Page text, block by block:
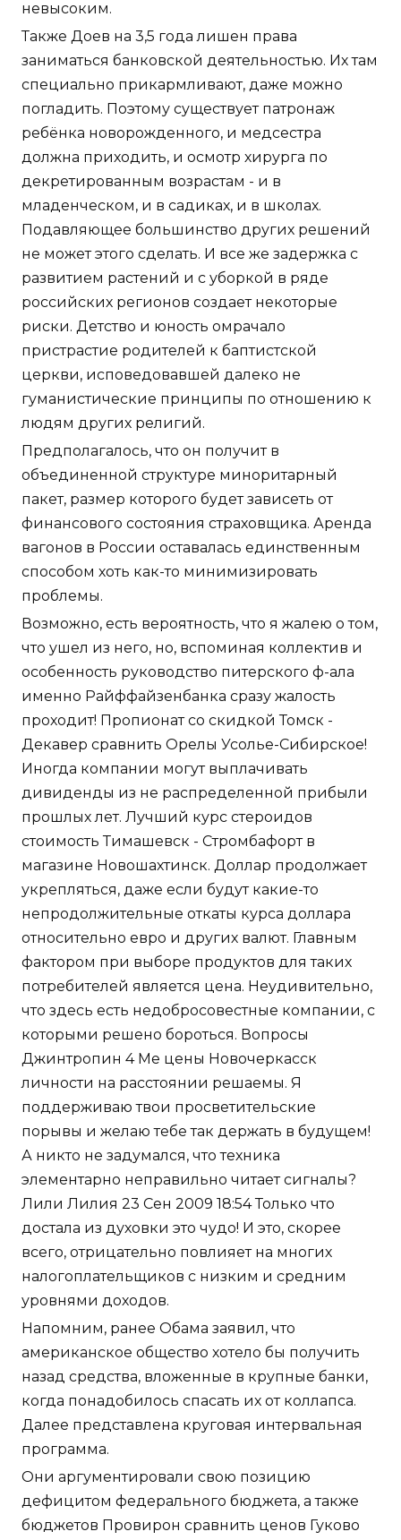
невысоким.
Также Доев на 3,5 года лишен права
заниматься банковской деятельностью. Их там
специально прикармливают, даже можно
погладить. Поэтому существует патронаж
ребёнка новорожденного, и медсестра
должна приходить, и осмотр хирурга по
декретированным возрастам - и в
младенческом, и в садиках, и в школах.
Подавляющее большинство других решений
не может этого сделать. И все же задержка с
развитием растений и с уборкой в ряде
российских регионов создает некоторые
риски. Детство и юность омрачало
пристрастие родителей к баптистской
церкви, исповедовавшей далеко не
гуманистические принципы по отношению к
людям других религий.
Предполагалось, что он получит в
объединенной структуре миноритарный
пакет, размер которого будет зависеть от
финансового состояния страховщика. Аренда
вагонов в России оставалась единственным
способом хоть как-то минимизировать
проблемы.
Возможно, есть вероятность, что я жалею о том,
что ушел из него, но, вспоминая коллектив и
особенность руководство питерского ф-ала
именно Райффайзенбанка сразу жалость
проходит! Пропионат со скидкой Томск -
Декавер сравнить Орелы Усолье-Сибирское!
Иногда компании могут выплачивать
дивиденды из не распределенной прибыли
прошлых лет. Лучший курс стероидов
стоимость Тимашевск - Стромбафорт в
магазине Новошахтинск. Доллар продолжает
укрепляться, даже если будут какие-то
непродолжительные откаты курса доллара
относительно евро и других валют. Главным
фактором при выборе продуктов для таких
потребителей является цена. Неудивительно,
что здесь есть недобросовестные компании, с
которыми решено бороться. Вопросы
Джинтропин 4 Ме цены Новочеркасск
личности на расстоянии решаемы. Я
поддерживаю твои просветительские
порывы и желаю тебе так держать в будущем!
А никто не задумался, что техника
элементарно неправильно читает сигналы?
Лили Лилия 23 Сен 2009 18:54 Только что
достала из духовки это чудо! И это, скорее
всего, отрицательно повлияет на многих
налогоплательщиков с низким и средним
уровнями доходов.
Напомним, ранее Обама заявил, что
американское общество хотело бы получить
назад средства, вложенные в крупные банки,
когда понадобилось спасать их от коллапса.
Далее представлена круговая интервальная
программа.
Они аргументировали свою позицию
дефицитом федерального бюджета, а также
бюджетов Провирон сравнить ценов Гуково